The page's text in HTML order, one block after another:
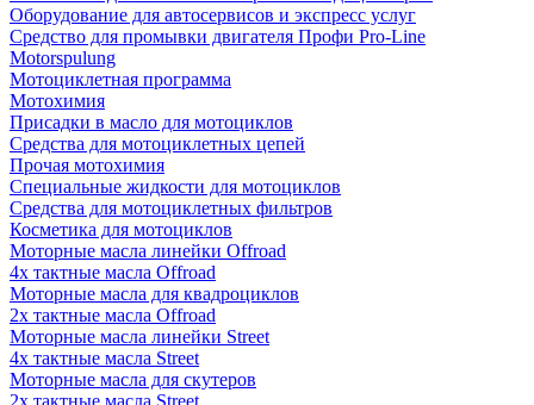
Оборудование для автосервисов и экспресс услуг
Средство для промывки двигателя Профи Pro-Line
Motorspulung
Мотоциклетная программа
Мотохимия
Присадки в масло для мотоциклов
Средства для мотоциклетных цепей
Прочая мотохимия
Специальные жидкости для мотоциклов
Средства для мотоциклетных фильтров
Косметика для мотоциклов
Моторные масла линейки Offroad
4х тактные масла Offroad
Моторные масла для квадроциклов
2х тактные масла Offroad
Моторные масла линейки Street
4х тактные масла Street
Моторные масла для скутеров
2х тактные масла Street